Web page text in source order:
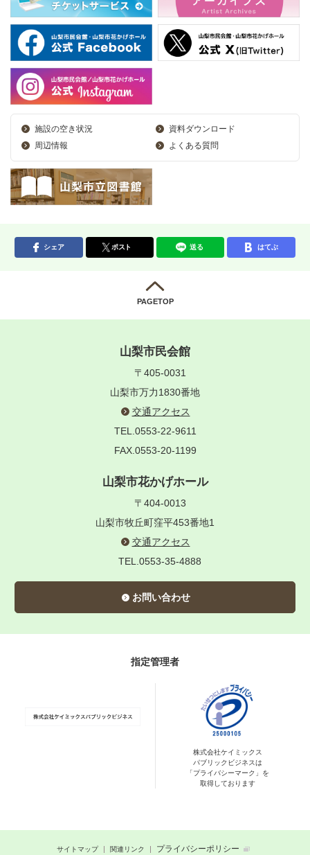
施設の空き状況
資料ダウンロード
周辺情報
よくある質問
シェア ポスト 送る はてぶ
PAGETOP
山梨市民会館
〒405-0031
山梨市万力1830番地
交通アクセス
TEL.0553-22-9611
FAX.0553-20-1199
山梨市花かげホール
〒404-0013
山梨市牧丘町窪平453番地1
交通アクセス
TEL.0553-35-4888
お問い合わせ
指定管理者
株式会社ケイミックス
パブリックビジネスは
「プライバシーマーク」を
取得しております
サイトマップ 関連リンク プライバシーポリシー